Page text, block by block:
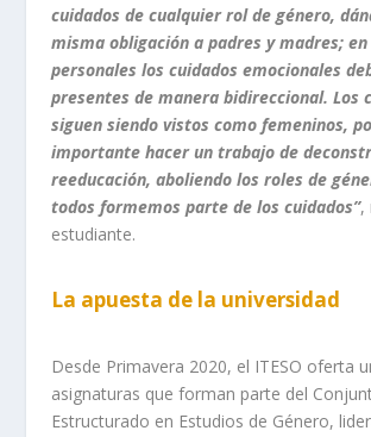
cuidados de cualquier rol de género,
misma obligación a padres y madres;
personales los cuidados emocionales
presentes de manera bidireccional. Los
siguen siendo vistos como femeninos,
importante hacer un trabajo de
reeducación, aboliendo los roles de
todos formemos parte de los cuidados”,
estudiante.
La apuesta de la universidad
Desde Primavera 2020, el ITESO oferta
asignaturas que forman parte del
Estructurado en Estudios de Género,